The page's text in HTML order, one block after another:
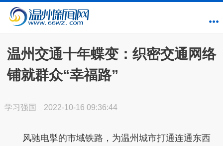
温州交通十年蝶变：织密交通网络
铺就群众“幸福路”
学习强国 2022-10-16 09:36:44
风驰电掣的市域铁路，为温州城市打通连通东西